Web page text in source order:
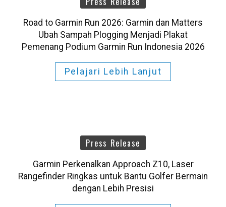
Road to Garmin Run 2026: Garmin dan Matters
Ubah Sampah Plogging Menjadi Plakat
Pemenang Podium Garmin Run Indonesia 2026
Pelajari Lebih Lanjut
Press Release
Garmin Perkenalkan Approach Z10, Laser
Rangefinder Ringkas untuk Bantu Golfer Bermain
dengan Lebih Presisi